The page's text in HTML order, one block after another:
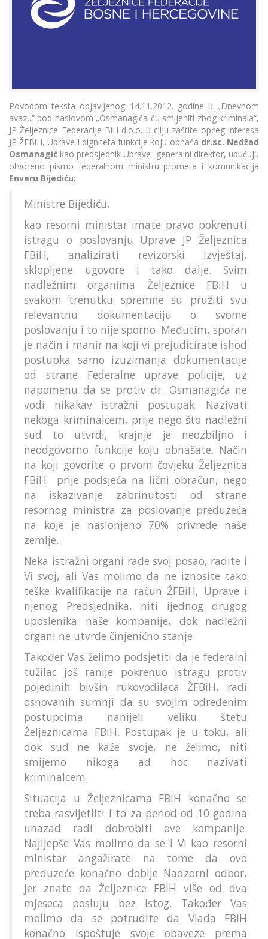
Povodom teksta objavljenog 14.11.2012. godine u „Dnevnom
avazu“ pod naslovom „Osmanagića ću smijeniti zbog kriminala“,
JP Željeznice Federacije BiH d.o.o. u cilju zaštite općeg interesa
JP ŽFBiH, Uprave i digniteta funkcije koju obnaša dr.sc. Nedžad
Osmanagić kao predsjednik Uprave- generalni direktor, upućuju
otvoreno pismo federalnom ministru prometa i komunikacija
Enveru Bijediću:
Ministre Bijediću,
kao resorni ministar imate pravo pokrenuti
istragu o poslovanju Uprave JP Željeznica
FBiH, analizirati revizorski izvještaj,
sklopljene ugovore i tako dalje. Svim
nadležnim organima Željeznice FBiH u
svakom trenutku spremne su pružiti svu
relevantnu dokumentaciju o svome
poslovanju i to nije sporno. Međutim, sporan
je način i manir na koji vi prejudicirate ishod
postupka samo izuzimanja dokumentacije
od strane Federalne uprave policije, uz
napomenu da se protiv dr. Osmanagića ne
vodi nikakav istražni postupak. Nazivati
nekoga kriminalcem, prije nego što nadležni
sud to utvrdi, krajnje je neozbiljno i
neodgovorno funkcije koju obnašate. Način
na koji govorite o prvom čovjeku Željeznica
FBiH prije podsjeća na lični obračun, nego
na iskazivanje zabrinutosti od strane
resornog ministra za poslovanje preduzeća
na koje je naslonjeno 70% privrede naše
zemlje.
Neka istražni organi rade svoj posao, radite i
Vi svoj, ali Vas molimo da ne iznosite tako
teške kvalifikacije na račun ŽFBiH, Uprave i
njenog Predsjednika, niti ijednog drugog
uposlenika naše kompanije, dok nadležni
organi ne utvrde činjenično stanje.
Također Vas želimo podsjetiti da je federalni
tužilac još ranije pokrenuo istragu protiv
pojedinih bivših rukovodilaca ŽFBiH, radi
osnovanih sumnji da su svojim određenim
postupcima nanijeli veliku štetu
Željeznicama FBiH. Postupak je u toku, ali
dok sud ne kaže svoje, ne želimo, niti
smijemo nikoga ad hoc nazivati
kriminalcem.
Situacija u Željeznicama FBiH konačno se
treba rasvijetliti i to za period od 10 godina
unazad radi dobrobiti ove kompanije.
Najljepše Vas molimo da se i Vi kao resorni
ministar angažirate na tome da ovo
preduzeće konačno dobije Nadzorni odbor,
jer znate da Željeznice FBiH više od dva
mjeseca posluju bez istog. Također Vas
molimo da se potrudite da Vlada FBiH
konačno ispoštuje svoje obaveze prema